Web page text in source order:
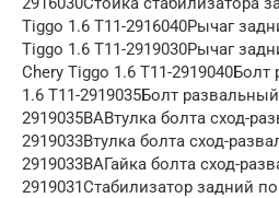
Tiggo 1.6 T11-2916040Рычаг
Tiggo 1.6 T11-2919030Рычаг
Chery Tiggo 1.6 T11-
1.6 T11-2919035Болт
2919035BAВтулка болта сход-
2919033Втулка болта сход-
2919033BAГайка болта сход-
2919031Стабилизатор задний